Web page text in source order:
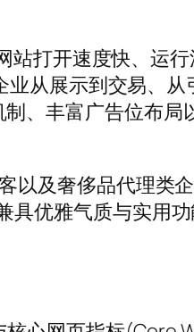
站打开速度快、运
业从展示到交易、从
、丰富广告位布局
及奢侈品代理类企
具优雅气质与实用